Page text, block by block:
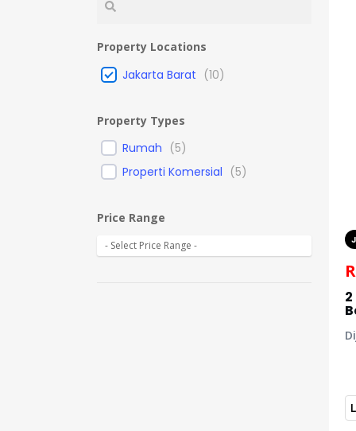
Property Locations
Jakarta Barat (10)
Property Types
Rumah (5)
Properti Komersial (5)
Price Range